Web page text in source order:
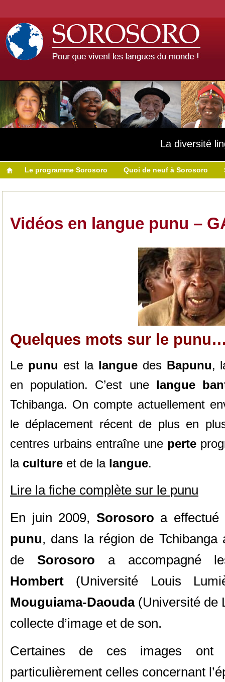
La diversité
Le programme Sorosoro Quoi de neuf à Sorosoro
Vidéos en langue punu –
Quelques mots sur le
Le punu est lalangue des Bapunu,
en population. C’est une langue
Tchibanga. On compte actuellement
le déplacement récent de plus en
centres urbains entraîne une perte
la culture et de la langue.
Lire la fiche complète sur le punu
En juin 2009, Sorosoro a
punu, dans la région de
de Sorosoro a accompagné
Hombert (Université Louis
Mouguiama-Daouda(Université de
collecte d’image et de son.
Certaines de ces images ont
particulièrement celles concernant